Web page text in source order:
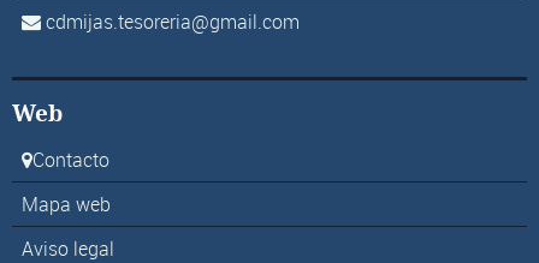
cdmijas.tesoreria@gmail.com
Web
Contacto
Mapa web
Aviso legal